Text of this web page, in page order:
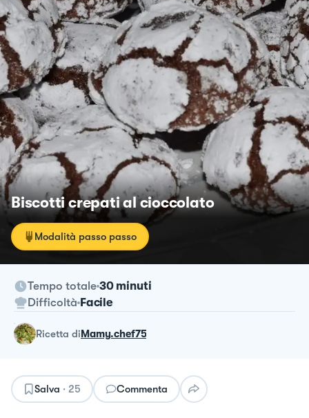
Biscotti crepati al cioccolato
Modalità passo passo
Tempo totale 30 minuti
Difficoltà Facile
ricetta diMamy.chef75
Salva · 25 Commenta